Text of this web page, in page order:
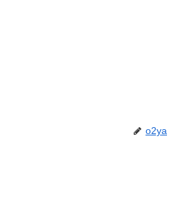
o2ya